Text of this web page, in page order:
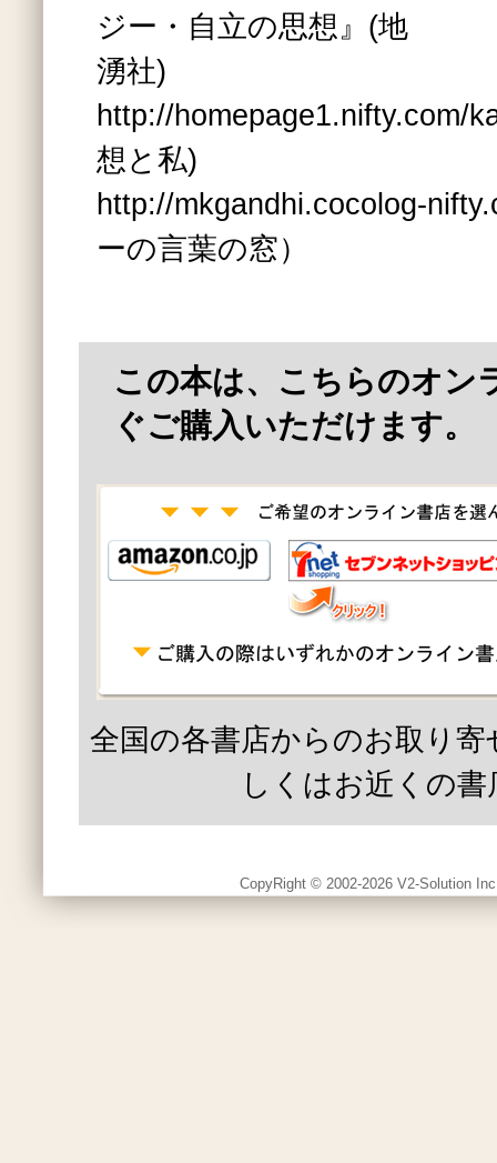
ジー・自立の思想』(地
湧社)
http://homepage1.nifty.com/
想と私)
http://mkgandhi.cocolog-
ーの言葉の窓）
この本は、こちらのオン
ぐご購入いただけます。
全国の各書店からのお取り
しくはお近くの書
CopyRight © 2002-2026 V2-Solution